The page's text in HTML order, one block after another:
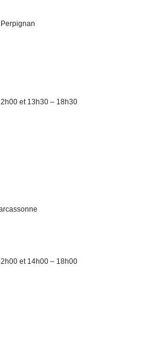
et 13h30 – 18h30
et 14h00 – 18h00